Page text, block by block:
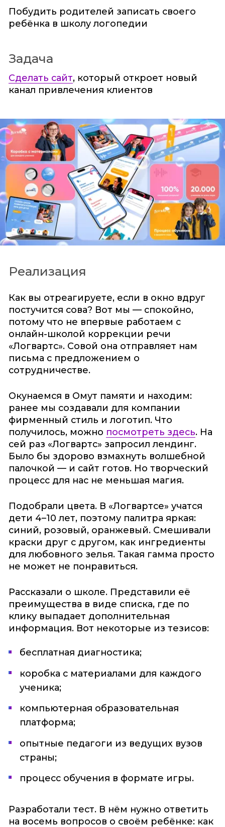
Побудить родителей записать своего
ребёнка в школу логопедии
Задача
Сделать сайт, который откроет новый
канал привлечения клиентов
Реализация
Как вы отреагируете, если в окно вдруг
постучится сова? Вот мы — спокойно,
потому что не впервые работаем с
онлайн-школой коррекции речи
«Логвартс». Совой она отправляет нам
письма с предложением о
сотрудничестве.
Окунаемся в Омут памяти и находим:
ранее мы создавали для компании
фирменный стиль и логотип. Что
получилось, можно посмотреть здесь. На
сей раз «Логвартс» запросил лендинг.
Было бы здорово взмахнуть волшебной
палочкой — и сайт готов. Но творческий
процесс для нас не меньшая магия.
Подобрали цвета. В «Логвартсе» учатся
дети 4–10 лет, поэтому палитра яркая:
синий, розовый, оранжевый. Смешивали
краски друг с другом, как ингредиенты
для любовного зелья. Такая гамма просто
не может не понравиться.
Рассказали о школе. Представили её
преимущества в виде списка, где по
клику выпадает дополнительная
информация. Вот некоторые из тезисов:
бесплатная диагностика;
коробка с материалами для каждого
ученика;
компьютерная образовательная
платформа;
опытные педагоги из ведущих вузов
страны;
процесс обучения в формате игры.
Разработали тест. В нём нужно ответить
на восемь вопросов о своём ребёнке: как